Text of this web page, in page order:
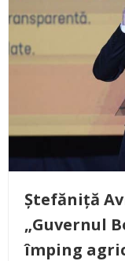
Ștefăniță
„Guvernul
împing